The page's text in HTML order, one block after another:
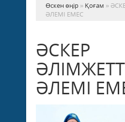
Өскен өңір » Қоғам »
ӘЛЕМІ ЕМЕС
ӘСКЕР
ӘЛЕМІ